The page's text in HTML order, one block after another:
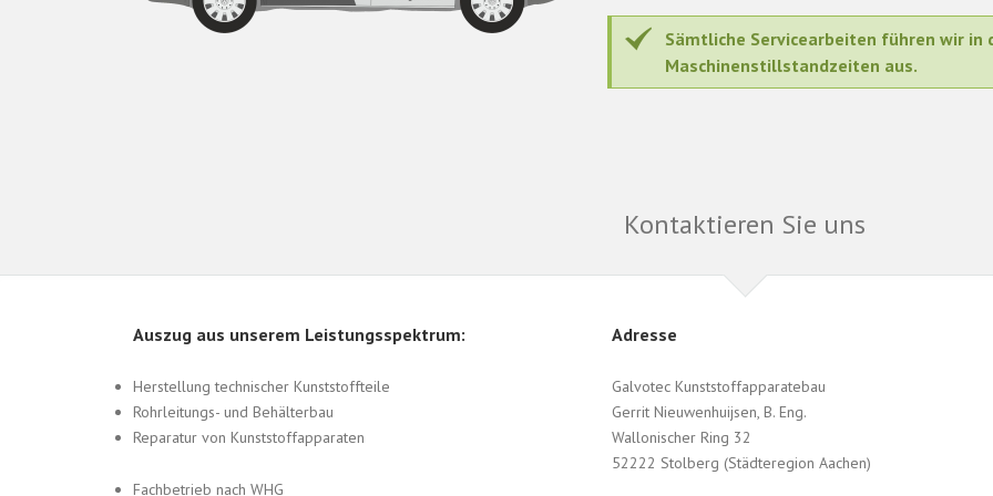
Sämtliche Servicearbeiten führen wir in
Maschinenstillstandzeiten aus.
Kontaktieren Sie uns
Auszug aus unserem Leistungsspektrum:
Herstellung technischer Kunststoffteile
Rohrleitungs- und Behälterbau
Reparatur von Kunststoffapparaten
Fachbetrieb nach WHG
Adresse
Galvotec Kunststoffapparatebau
Gerrit Nieuwenhuijsen, B. Eng.
Wallonischer Ring 32
52222 Stolberg (Städteregion Aachen)